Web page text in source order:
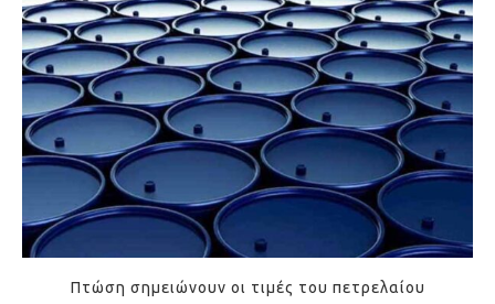
Πτώση σημειώνουν οι τιμές του πετρελαίου